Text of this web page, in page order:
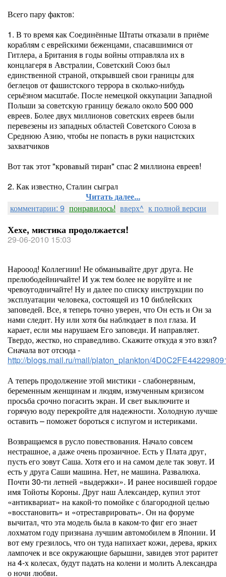
Всего пару фактов:
1. В то время как Соединённые Штаты отказали в приёме
кораблям с еврейскими беженцами, спасавшимися от
Гитлера, а Британия в годы войны отправляла их в
концлагеря в Австралии, Советский Союз был
единственной страной, открывшей свои границы для
беглецов от фашистского террора в сколько-нибудь
серьёзном масштабе. После немецкой оккупации Западной
Польши за советскую границу бежало около 500 000
евреев. Более двух миллионов советских евреев были
перевезены из западных областей Советского Союза в
Среднюю Азию, чтобы не попасть в руки нацистских
захватчиков
Вот так этот "кровавый тиран" спас 2 миллиона евреев!
2. Как известно, Сталин сыграл
Читать далее...
комментарии: 9 понравилось! вверх^ к полной версии
Хехе, мистика продолжается!
29-06-2010 15:03
Нарооод! Коллегиии! Не обманывайте друг друга. Не
прелюбодейничайте! И уж тем более не воруйте и не
чревоугодничайте! Ну и далее по списку инструкции по
эксплуатации человека, состоящей из 10 библейских
заповедей. Все, я теперь точно уверен, что Он есть и Он за
нами следит. Ну или хотя бы наблюдает в пол глаза. И
карает, если мы нарушаем Его заповеди. И направляет.
Твердо, жестко, но справедливо. Скажите откуда я это взял?
Сначала вот отсюда -
http://blogs.mail.ru/mail/platon_plankton/
А теперь продолжение этой мистики - слабонервным,
беременным женщинам и людям, измученным кризисом
просьба срочно погасить экран. И свет выключите и
горячую воду перекройте для надежности. Холодную лучше
оставить – поможет бороться с испугом и истериками.
Возвращаемся в русло повествования. Начало совсем
нестрашное, а даже очень прозаичное. Есть у Плата друг,
пусть его зовут Саша. Хотя его и на самом деле так зовут. И
есть у друга Саши машина. Нет, не машина. Развалюха.
Почти 30-ти летней «выдержки». И ранее носившей гордое
имя Тойоты Короны. Друг наш Александер, купил этот
«антиквариат» на какой-то помойке с благородной целью
«восстановить» и «отреставрировать». Он на форуме
вычитал, что эта модель была в каком-то фиг его знает
лохматом году признана лучшим автомобилем в Японии. И
вот ему грезилось, что он туда напихает кожи, дерева, ярких
лампочек и все окружающие барышни, завидев этот раритет
на 4-х колесах, будут падать на колени и молить Александра
о ночи любви.